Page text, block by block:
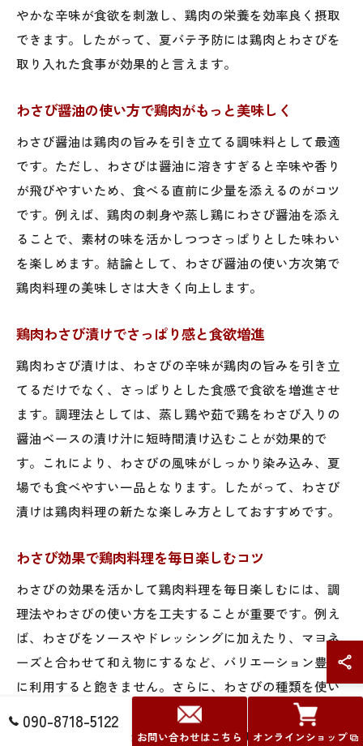
やかな辛味が食欲を刺激し、鶏肉の栄養を効率良く摂取
できます。したがって、夏バテ予防には鶏肉とわさびを
取り入れた食事が効果的と言えます。
わさび醤油の使い方で鶏肉がもっと美味しく
わさび醤油は鶏肉の旨みを引き立てる調味料として最適
です。ただし、わさびは醤油に溶きすぎると辛味や香り
が飛びやすいため、食べる直前に少量を添えるのがコツ
です。例えば、鶏肉の刺身や蒸し鶏にわさび醤油を添え
ることで、素材の味を活かしつつさっぱりとした味わい
を楽しめます。結論として、わさび醤油の使い方次第で
鶏肉料理の美味しさは大きく向上します。
鶏肉わさび漬けでさっぱり感と食欲増進
鶏肉わさび漬けは、わさびの辛味が鶏肉の旨みを引き立
てるだけでなく、さっぱりとした食感で食欲を増進させ
ます。調理法としては、蒸し鶏や茹で鶏をわさび入りの
醤油ベースの漬け汁に短時間漬け込むことが効果的で
す。これにより、わさびの風味がしっかり染み込み、夏
場でも食べやすい一品となります。したがって、わさび
漬けは鶏肉料理の新たな楽しみ方としておすすめです。
わさび効果で鶏肉料理を毎日楽しむコツ
わさびの効果を活かして鶏肉料理を毎日楽しむには、調
理法やわさびの使い方を工夫することが重要です。例え
ば、わさびをソースやドレッシングに加えたり、マヨネ
ーズと合わせて和え物にするなど、バリエーション豊か
に利用すると飽きません。さらに、わさびの種類を使い
分けることで風味の違いを楽しめます。結論として、わ
さびの多様な活用法が鶏肉料理の継続的な楽しみを支え
090-8718-5122
お問い合わせはこちら オンラインショップ